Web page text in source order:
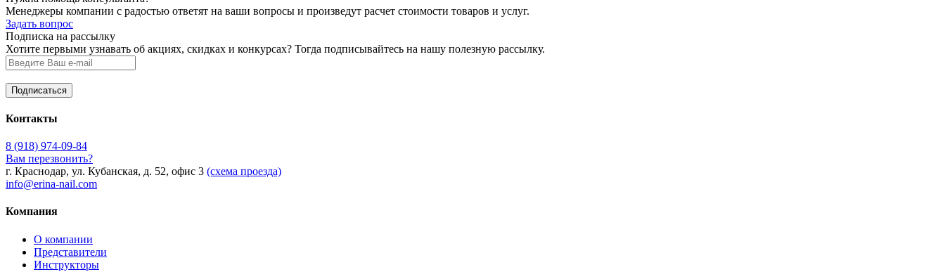
Менеджеры компании с радостью ответят на ваши вопросы и произведут расчет стоимости товаров и услуг.
Задать вопрос
Подписка на рассылку
Хотите первыми узнавать об акциях, скидках и конкурсах? Тогда подписывайтесь на нашу полезную рассылку.
Контакты
8 (918) 974-09-84
Вам перезвонить?
г. Краснодар, ул. Кубанская, д. 52, офис 3 (схема проезда)
info@erina-nail.com
Компания
О компании
Представители
Инструкторы